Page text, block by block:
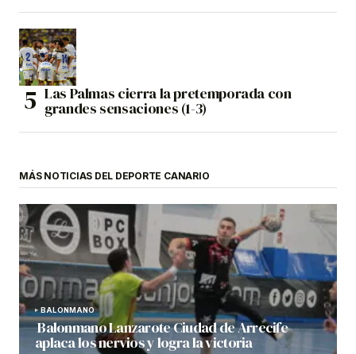
Las Palmas cierra la pretemporada con
grandes sensaciones (1-3)
MÁS NOTICIAS DEL DEPORTE CANARIO
BALONMANO
Balonmano Lanzarote Ciudad de Arrecife
aplaca los nervios y logra la victoria